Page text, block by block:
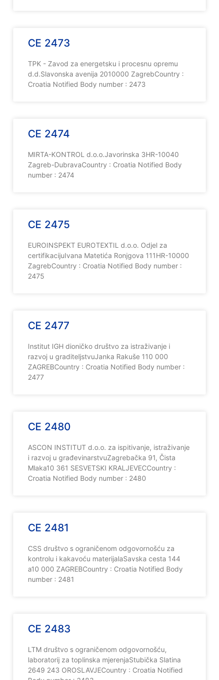
CE 2473
TPK - Zavod za energetsku i procesnu opremu
d.d.Slavonska avenija 2010000 ZagrebCountry :
Croatia Notified Body number : 2473
CE 2474
MIRTA-KONTROL d.o.o.Javorinska 3HR-10040
Zagreb-DubravaCountry : Croatia Notified Body
number : 2474
CE 2475
EUROINSPEKT EUROTEXTIL d.o.o. Odjel za
certifikacijuIvana Matetića Ronjgova 111HR-10000
ZagrebCountry : Croatia Notified Body number :
2475
CE 2477
Institut IGH dioničko društvo za istraživanje i
razvoj u graditeljstvuJanka Rakuše 110 000
ZAGREBCountry : Croatia Notified Body number :
2477
CE 2480
ASCON INSTITUT d.o.o. za ispitivanje, istraživanje
i razvoj u građevinarstvuZagrebačka 91, Čista
Mlaka10 361 SESVETSKI KRALJEVECCountry :
Croatia Notified Body number : 2480
CE 2481
CSS društvo s ograničenom odgovornošću za
kontrolu i kakavoću materijalaSavska cesta 144
a10 000 ZAGREBCountry : Croatia Notified Body
number : 2481
CE 2483
LTM društvo s ograničenom odgovornošću,
laboratorij za toplinska mjerenjaStubička Slatina
2649 243 OROSLAVJECountry : Croatia Notified